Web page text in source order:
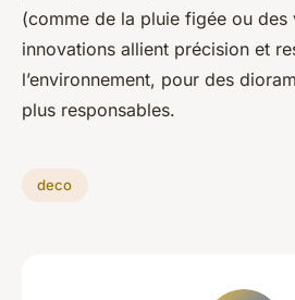
(comme de la pluie figée ou des
innovations allient précision et
l’environnement, pour des
plus responsables.
deco